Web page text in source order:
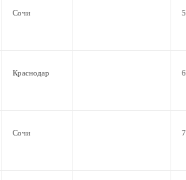
Сочи
Краснодар
Сочи